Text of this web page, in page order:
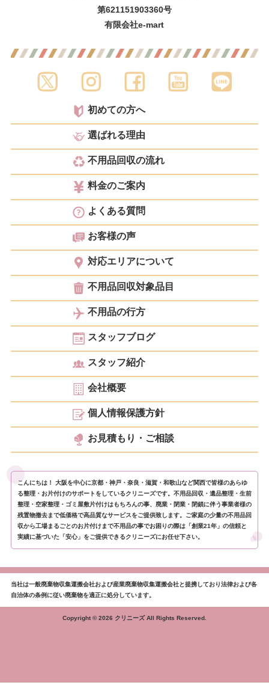
第621151903360号
有限会社e-mart
初めての方へ
選ばれる理由
不用品回収の流れ
料金のご案内
よくある質問
お客様の声
対応エリアについて
不用品回収対象品目
不用品の行方
スタッフブログ
スタッフ紹介
会社概要
個人情報保護方針
お見積もり・ご相談
こんにちは！ 大阪を中心に京都・神戸・奈良・滋賀・和歌山など関西で皆様のあらゆ
る整理・お片付けのサポートをしているクリニーズです。不用品回収・遺品整理・生前
整理・空家整理・ゴミ屋敷片付けはもちろんの事、廃業・閉業・閉鎖に伴う事業者様の
残置物撤去まで低価格で高品質なサービスをご提供致します。ご家庭の少量の不用品回
収から工場まるごとのお片付けまで不用品の事でお困りの際は「創業21年」の信頼と
実績に基づいた「安心」をご提供できるクリニーズにお任せ下さい。
当社は一般廃棄物収集運搬会社および産業廃棄物収集運搬会社と提携しており法律および各
自治体の条例に従い廃棄物を適正に処分しています。
Copyright © 2026 クリニーズ All Rights Reserved.